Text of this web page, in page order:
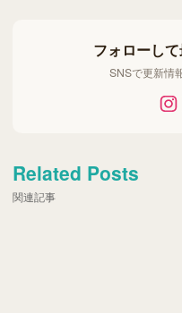
フォローし
SNSで更新情
Related Posts
関連記事